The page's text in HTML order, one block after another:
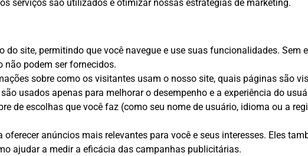
serviços são utilizados e otimizar nossas estratégias de marketing.
site, permitindo que você navegue e use suas funcionalidades. Sem
não podem ser fornecidos.
sobre como os visitantes usam o nosso site, quais páginas são
usados apenas para melhorar o desempenho e a experiência do
de escolhas que você faz (como seu nome de usuário, idioma ou a
oferecer anúncios mais relevantes para você e seus interesses. Eles
ajudar a medir a eficácia das campanhas publicitárias.